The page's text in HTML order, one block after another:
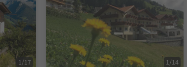
1/17 1/14